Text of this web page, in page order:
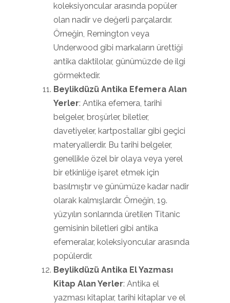
koleksiyoncular arasında popüler
olan nadir ve değerli parçalardır.
Örneğin, Remington veya
Underwood gibi markaların ürettiği
antika daktilolar, günümüzde de ilgi
görmektedir.
Beylikdüzü Antika Efemera Alan
Yerler: Antika efemera, tarihi
belgeler, broşürler, biletler,
davetiyeler, kartpostallar gibi geçici
materyallerdir. Bu tarihi belgeler,
genellikle özel bir olaya veya yerel
bir etkinliğe işaret etmek için
basılmıştır ve günümüze kadar nadir
olarak kalmışlardır. Örneğin, 19.
yüzyılın sonlarında üretilen Titanic
gemisinin biletleri gibi antika
efemeralar, koleksiyoncular arasında
popülerdir.
Beylikdüzü Antika El Yazması
Kitap Alan Yerler: Antika el
yazması kitaplar, tarihi kitaplar ve el